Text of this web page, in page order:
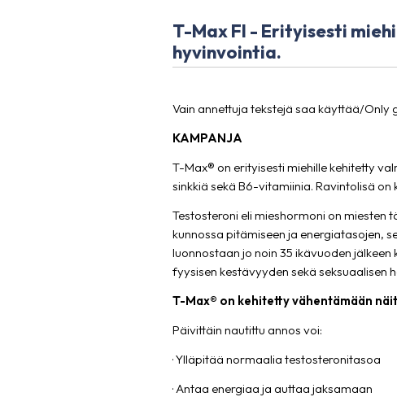
T-Max FI - Erityisesti
hyvinvointia.
Vain annettuja tekstejä saa käyttää/Only
KAMPANJA
T-Max® on erityisesti miehille kehitetty
sinkkiä sekä B6-vitamiinia. Ravintolisä
Testosteroni eli mieshormoni on miesten
kunnossa pitämiseen ja energiatasojen,
luonnostaan jo noin 35 ikävuoden
fyysisen kestävyyden sekä seksuaalisen
T-Max® on kehitetty vähentämään
Päivittäin nautittu annos voi:
· Ylläpitää normaalia testosteronitasoa
· Antaa energiaa ja auttaa jaksamaan